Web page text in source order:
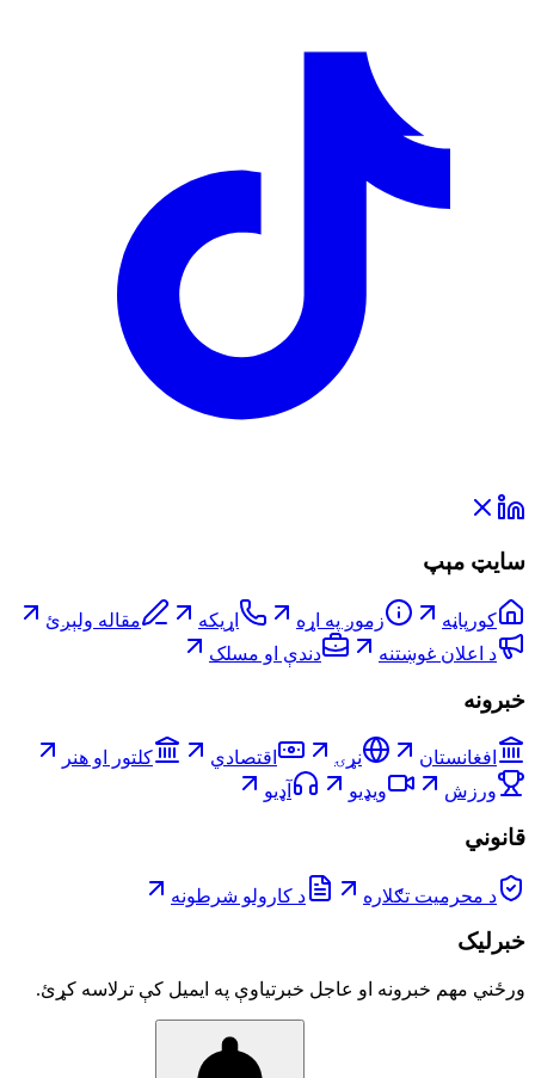
سایټ مېپ
کورپاڼه زموږ په اړه اړیکه
مقاله ولېږئ
د اعلان غوښتنه
دندې او مسلک
خبرونه
افغانستان نړۍ اقتصادي
کلتور او هنر
ورزش
ویډیو آډیو
قانوني
د محرمیت تګلاره د کارولو شرطونه
خبرلیک
ورځني مهم خبرونه او عاجل خبرتیاوې په ایمیل کې ترلاسه کړئ.